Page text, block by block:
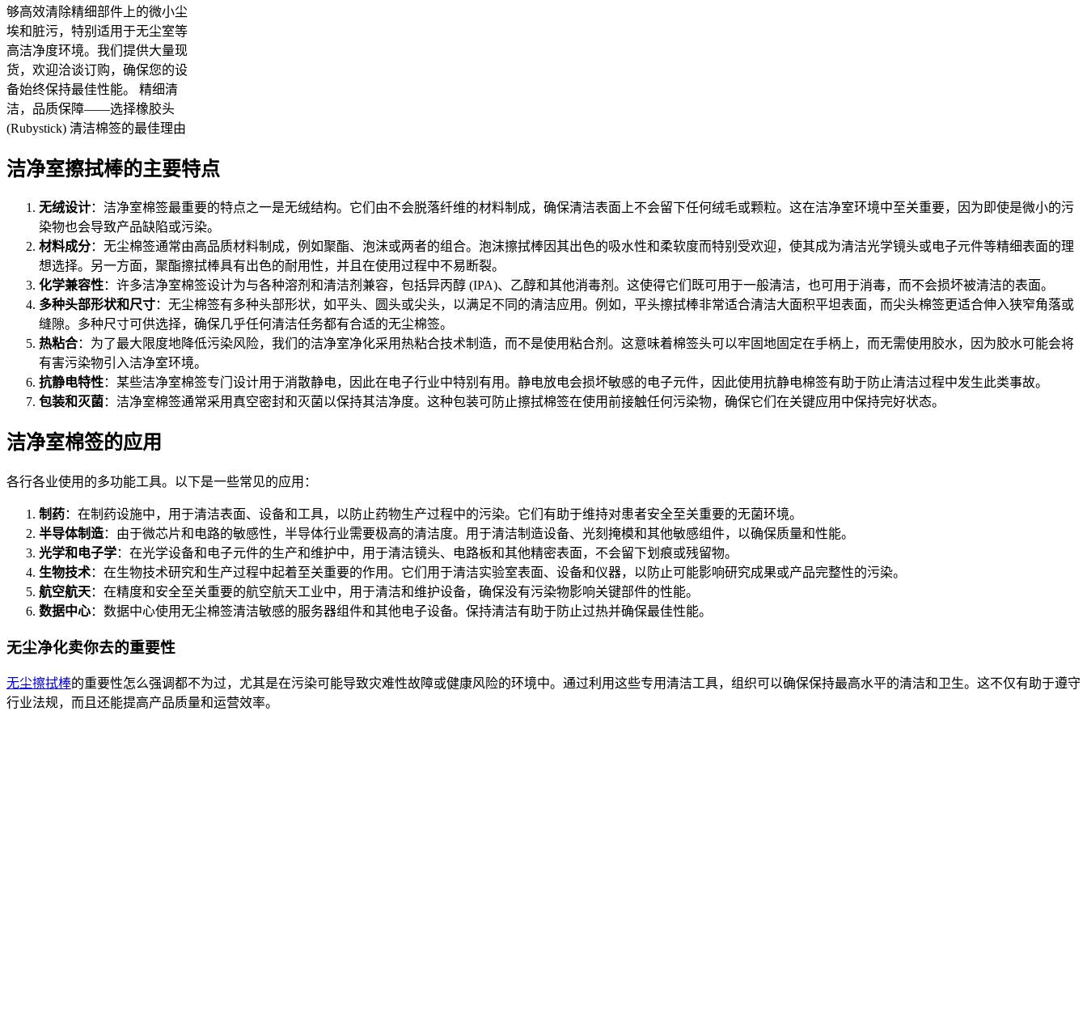
够高效清除精细部件上的微小尘
埃和脏污，特别适用于无尘室等
高洁净度环境。我们提供大量现
货，欢迎洽谈订购，确保您的设
备始终保持最佳性能。 精细清
洁，品质保障——选择橡胶头
(Rubystick) 清洁棉签的最佳理由
洁净室擦拭棒的主要特点
无绒设计：洁净室棉签最重要的特点之一是无绒结构。它们由不会脱落纤维的材料制成，确保清洁表面上不会留下任何绒毛或颗粒。这在洁净室环境中至关重要，因为即使是微小的污
染物也会导致产品缺陷或污染。
材料成分：无尘棉签通常由高品质材料制成，例如聚酯、泡沫或两者的组合。泡沫擦拭棒因其出色的吸水性和柔软度而特别受欢迎，使其成为清洁光学镜头或电子元件等精细表面的理
想选择。另一方面，聚酯擦拭棒具有出色的耐用性，并且在使用过程中不易断裂。
化学兼容性：许多洁净室棉签设计为与各种溶剂和清洁剂兼容，包括异丙醇 (IPA)、乙醇和其他消毒剂。这使得它们既可用于一般清洁，也可用于消毒，而不会损坏被清洁的表面。
多种头部形状和尺寸：无尘棉签有多种头部形状，如平头、圆头或尖头，以满足不同的清洁应用。例如，平头擦拭棒非常适合清洁大面积平坦表面，而尖头棉签更适合伸入狭窄角落或
缝隙。多种尺寸可供选择，确保几乎任何清洁任务都有合适的无尘棉签。
热粘合：为了最大限度地降低污染风险，我们的洁净室净化采用热粘合技术制造，而不是使用粘合剂。这意味着棉签头可以牢固地固定在手柄上，而无需使用胶水，因为胶水可能会将
有害污染物引入洁净室环境。
抗静电特性：某些洁净室棉签专门设计用于消散静电，因此在电子行业中特别有用。静电放电会损坏敏感的电子元件，因此使用抗静电棉签有助于防止清洁过程中发生此类事故。
包装和灭菌 ：洁净室棉签通常采用真空密封和灭菌以保持其洁净度。这种包装可防止擦拭棉签在使用前接触任何污染物，确保它们在关键应用中保持完好状态。
洁净室棉签的应用
各行各业使用的多功能工具。以下是一些常见的应用：
制药：在制药设施中，用于清洁表面、设备和工具，以防止药物生产过程中的污染。它们有助于维持对患者安全至关重要的无菌环境。
半导体制造：由于微芯片和电路的敏感性，半导体行业需要极高的清洁度。用于清洁制造设备、光刻掩模和其他敏感组件，以确保质量和性能。
光学和电子学：在光学设备和电子元件的生产和维护中，用于清洁镜头、电路板和其他精密表面，不会留下划痕或残留物。
生物技术：在生物技术研究和生产过程中起着至关重要的作用。它们用于清洁实验室表面、设备和仪器，以防止可能影响研究成果或产品完整性的污染。
航空航天：在精度和安全至关重要的航空航天工业中，用于清洁和维护设备，确保没有污染物影响关键部件的性能。
数据中心：数据中心使用无尘棉签清洁敏感的服务器组件和其他电子设备。保持清洁有助于防止过热并确保最佳性能。
无尘净化卖你去的重要性
无尘擦拭棒的重要性怎么强调都不为过，尤其是在污染可能导致灾难性故障或健康风险的环境中。通过利用这些专用清洁工具，组织可以确保保持最高水平的清洁和卫生。这不仅有助于遵守
行业法规，而且还能提高产品质量和运营效率。